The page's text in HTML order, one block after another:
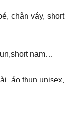
chân váy, short
nam…
áo thun unisex,